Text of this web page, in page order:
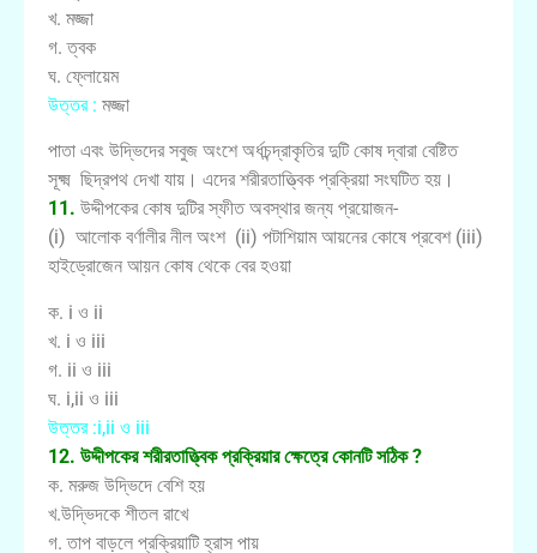
খ. মজ্জা
গ. ত্বক
ঘ. ফ্লোয়েম
উত্তর : মজ্জা
পাতা এবং উদ্ভিদের সবুজ অংশে অর্ধচন্দ্রাকৃতির দুটি কোষ দ্বারা বেষ্টিত
সূক্ষ্ম ছিদ্রপথ দেখা যায়। এদের শরীরতাত্ত্বিক প্রক্রিয়া সংঘটিত হয়।
11. উদ্দীপকের কোষ দুটির স্ফীত অবস্থার জন্য প্রয়োজন-
(i) আলোক বর্ণালীর নীল অংশ (ii) পটাশিয়াম আয়নের কোষে প্রবেশ (iii)
হাইড্রোজেন আয়ন কোষ থেকে বের হওয়া
ক. i ও ii
খ. i ও iii
গ. ii ও iii
ঘ. i,ii ও iii
উত্তর :i,ii ও iii
12. উদ্দীপকের শরীরতাত্ত্বিক প্রক্রিয়ার ক্ষেত্রে কোনটি সঠিক ?
ক. মরুজ উদ্ভিদে বেশি হয়
খ.উদ্ভিদকে শীতল রাখে
গ. তাপ বাড়লে প্রক্রিয়াটি হ্রাস পায়